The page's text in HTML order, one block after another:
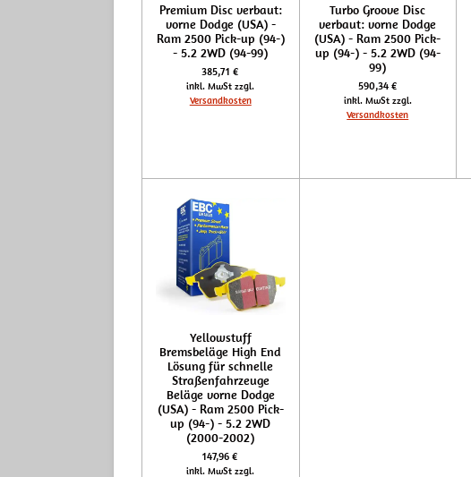
Premium Disc verbaut:
vorne Dodge (USA) -
Ram 2500 Pick-up (94-)
- 5.2 2WD (94-99)
385,71 €
inkl. MwSt zzgl.
Versandkosten
Turbo Groove Disc
verbaut: vorne Dodge
(USA) - Ram 2500 Pick-
up (94-) - 5.2 2WD (94-
99)
590,34 €
inkl. MwSt zzgl.
Versandkosten
Yellowstuff
Bremsbeläge High End
Lösung für schnelle
Straßenfahrzeuge
Beläge vorne Dodge
(USA) - Ram 2500 Pick-
up (94-) - 5.2 2WD
(2000-2002)
147,96 €
inkl. MwSt zzgl.